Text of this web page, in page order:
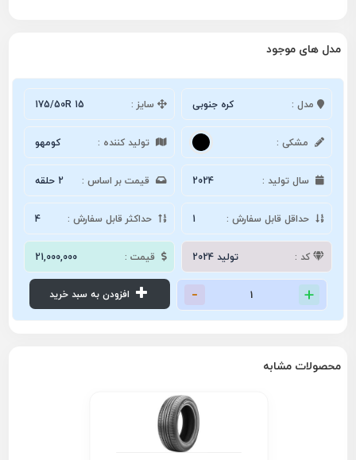
مدل های موجود
مدل : کره جنوبی سایز : 175/50R 15
مشکی : تولید کننده : کومهو
سال تولید : 2024 قیمت بر اساس : 2 حلقه
حداقل قابل سفارش : 1 حداکثر قابل سفارش : 4
کد : تولید 2024 قیمت : 21,000,000
محصولات مشابه